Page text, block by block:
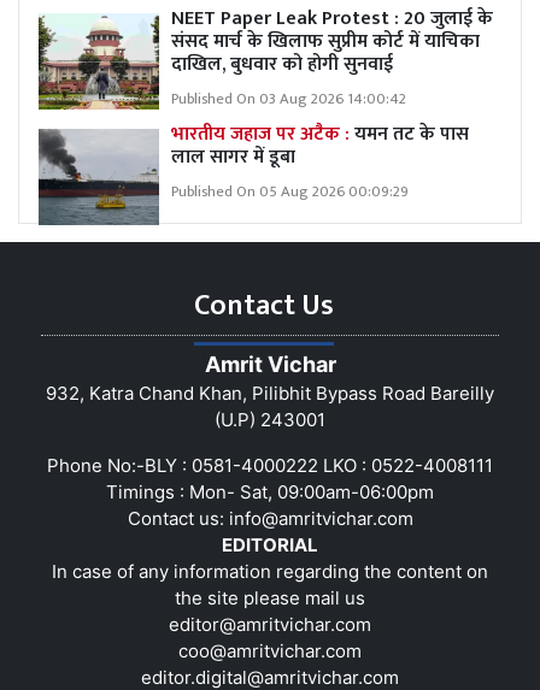
NEET Paper Leak Protest : 20 जुलाई के
संसद मार्च के खिलाफ सुप्रीम कोर्ट में याचिका
दाखिल, बुधवार को होगी सुनवाई
Published On 03 Aug 2026 14:00:42
भारतीय जहाज पर अटैक :यमन तट के पास
लाल सागर में डूबा
Published On 05 Aug 2026 00:09:29
Contact Us
Amrit Vichar
932, Katra Chand Khan, Pilibhit Bypass Road Bareilly
(U.P) 243001
Phone No:-BLY : 0581-4000222 LKO : 0522-4008111
Timings : Mon- Sat, 09:00am-06:00pm
Contact us: info@amritvichar.com
EDITORIAL
In case of any information regarding the content on
the site please mail us
editor@amritvichar.com
coo@amritvichar.com
editor.digital@amritvichar.com